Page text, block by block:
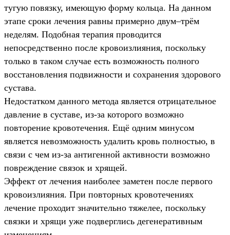
тугую повязку, имеющую форму кольца. На данном
этапе сроки лечения равны примерно двум–трём
неделям. Подобная терапия проводится
непосредственно после кровоизлияния, поскольку
только в таком случае есть возможность полного
восстановления подвижности и сохранения здорового
сустава.
Недостатком данного метода является отрицательное
давление в суставе, из-за которого возможно
повторение кровотечения. Ещё одним минусом
является невозможность удалить кровь полностью, в
связи с чем из-за антигенной активности возможно
повреждение связок и хрящей.
Эффект от лечения наиболее заметен после первого
кровоизлияния. При повторных кровотечениях
лечение проходит значительно тяжелее, поскольку
связки и хрящи уже подверглись дегенеративным